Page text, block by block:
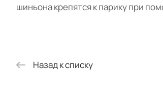
шиньона крепятся к парику при
Назад к списку